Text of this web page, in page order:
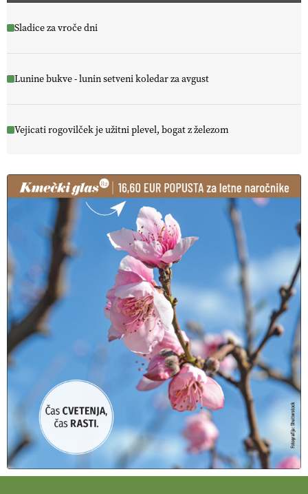
Sladice za vroče dni
Lunine bukve - lunin setveni koledar za avgust
Vejicati rogovilček je užitni plevel, bogat z železom